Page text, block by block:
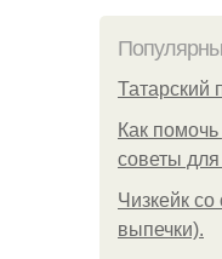
Татарский
Как
советы
Чизкейк со
выпечки).